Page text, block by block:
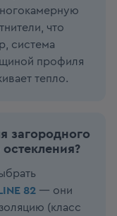
что
система
профиля
тепло.
загородного
82 — они
(класс